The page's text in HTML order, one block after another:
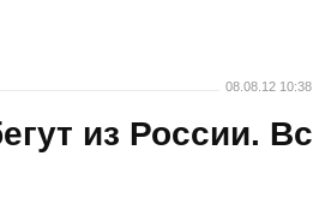
08.08.12 10:38
из России.